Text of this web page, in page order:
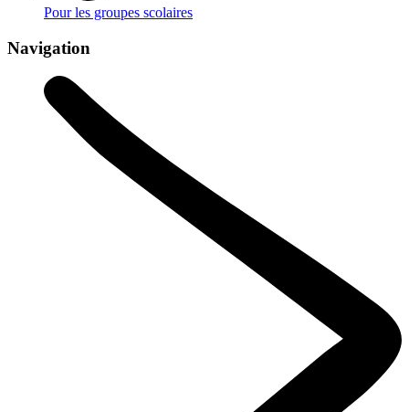
Pour les groupes scolaires
Navigation